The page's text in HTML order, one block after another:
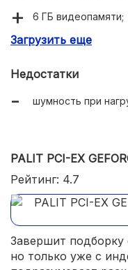
6 ГБ видеопамяти;
Загрузить еще
Недостатки
шумность при
PALIT PCI-EX
Рейтинг: 4.7
Завершит подборку
но только уже с